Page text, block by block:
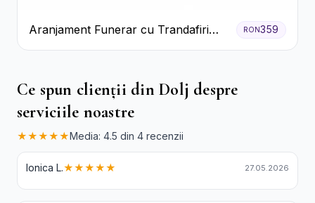
Aranjament Funerar cu Trandafiri
Albi Crizanteme Galbene și Crini
RON359
Ce spun clienții din Dolj despre
serviciile noastre
★★★★★Media: 4.5 din 4 recenzii
Ionica L.★★★★★ 27.05.2026